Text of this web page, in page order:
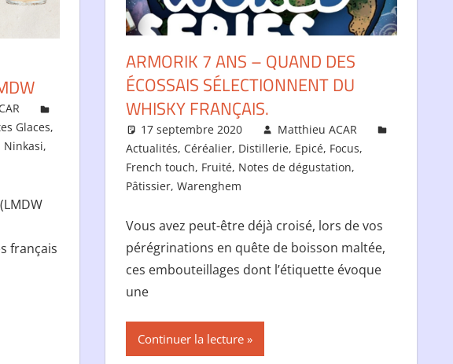
Glaces,
Ninkasi,
français
ARMORIK 7 ANS – QUAND DES
ÉCOSSAIS SÉLECTIONNENT DU
WHISKY FRANÇAIS.
17 septembre 2020
Matthieu ACAR
Actualités, Céréalier, Distillerie, Epicé, Focus,
French touch, Fruité, Notes de dégustation,
Pâtissier, Warenghem
Vous avez peut-être déjà croisé, lors de vos
pérégrinations en quête de boisson maltée,
ces embouteillages dont l’étiquette évoque
une
Continuer la lecture